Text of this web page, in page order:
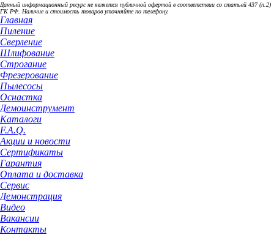
Данный информационный ресурс не является публичной офертой в соответствии со статьей 437 (п.2)
ГК РФ. Наличие и стоимость товаров уточняйте по телефону.
Главная
Пиление
Сверление
Шлифование
Строгание
Фрезерование
Пылесосы
Оснастка
Демоинструмент
Каталоги
F.A.Q.
Акции и новости
Сертификаты
Гарантия
Оплата и доставка
Сервис
Демонстрация
Видео
Вакансии
Контакты